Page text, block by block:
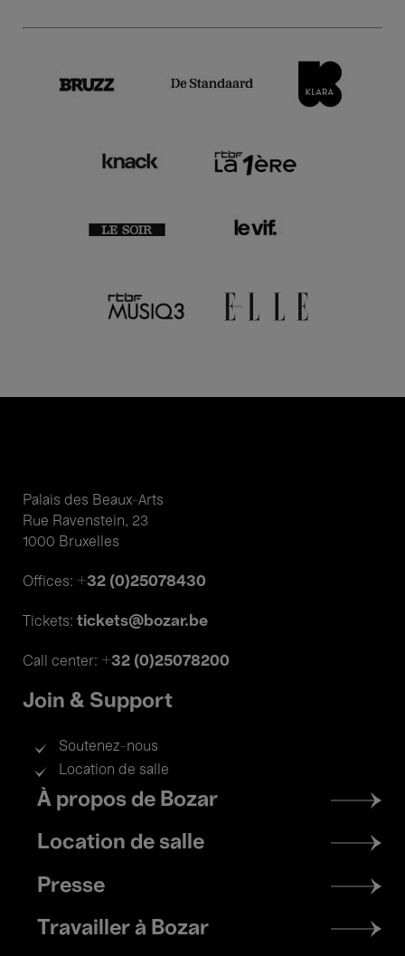
Palais des Beaux-Arts
Rue Ravenstein, 23
1000 Bruxelles
Offices: +32 (0)25078430
Tickets: tickets@bozar.be
Call center: +32 (0)25078200
Join & Support
Soutenez-nous
Location de salle
Footer
menu
À propos de Bozar
Location de salle
Presse
Travailler à Bozar